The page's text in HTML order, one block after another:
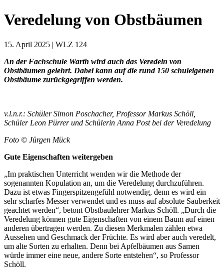
Veredelung von Obstbäumen
15. April 2025 | WLZ 124
An der Fachschule Warth wird auch das Veredeln von
Obstbäumen gelehrt. Dabei kann auf die rund 150 schuleigenen
Obstbäume zurückgegriffen werden.
v.l.n.r.: Schüler Simon Poschacher, Professor Markus Schöll,
Schüler Leon Pürrer und Schülerin Anna Post bei der Veredelung
Foto © Jürgen Mück
Gute Eigenschaften weitergeben
„Im praktischen Unterricht wenden wir die Methode der
sogenannten Kopulation an, um die Veredelung durchzuführen.
Dazu ist etwas Fingerspitzengefühl notwendig, denn es wird ein
sehr scharfes Messer verwendet und es muss auf absolute Sauberkeit
geachtet werden“, betont Obstbaulehrer Markus Schöll. „Durch die
Veredelung können gute Eigenschaften von einem Baum auf einen
anderen übertragen werden. Zu diesen Merkmalen zählen etwa
Aussehen und Geschmack der Früchte. Es wird aber auch veredelt,
um alte Sorten zu erhalten. Denn bei Apfelbäumen aus Samen
würde immer eine neue, andere Sorte entstehen“, so Professor
Schöll.